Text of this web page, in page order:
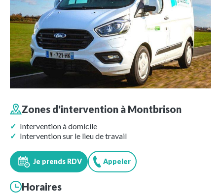
Zones d'intervention à Montbrison
Intervention à domicile
Intervention sur le lieu de travail
Je prends RDV Appeler
Horaires